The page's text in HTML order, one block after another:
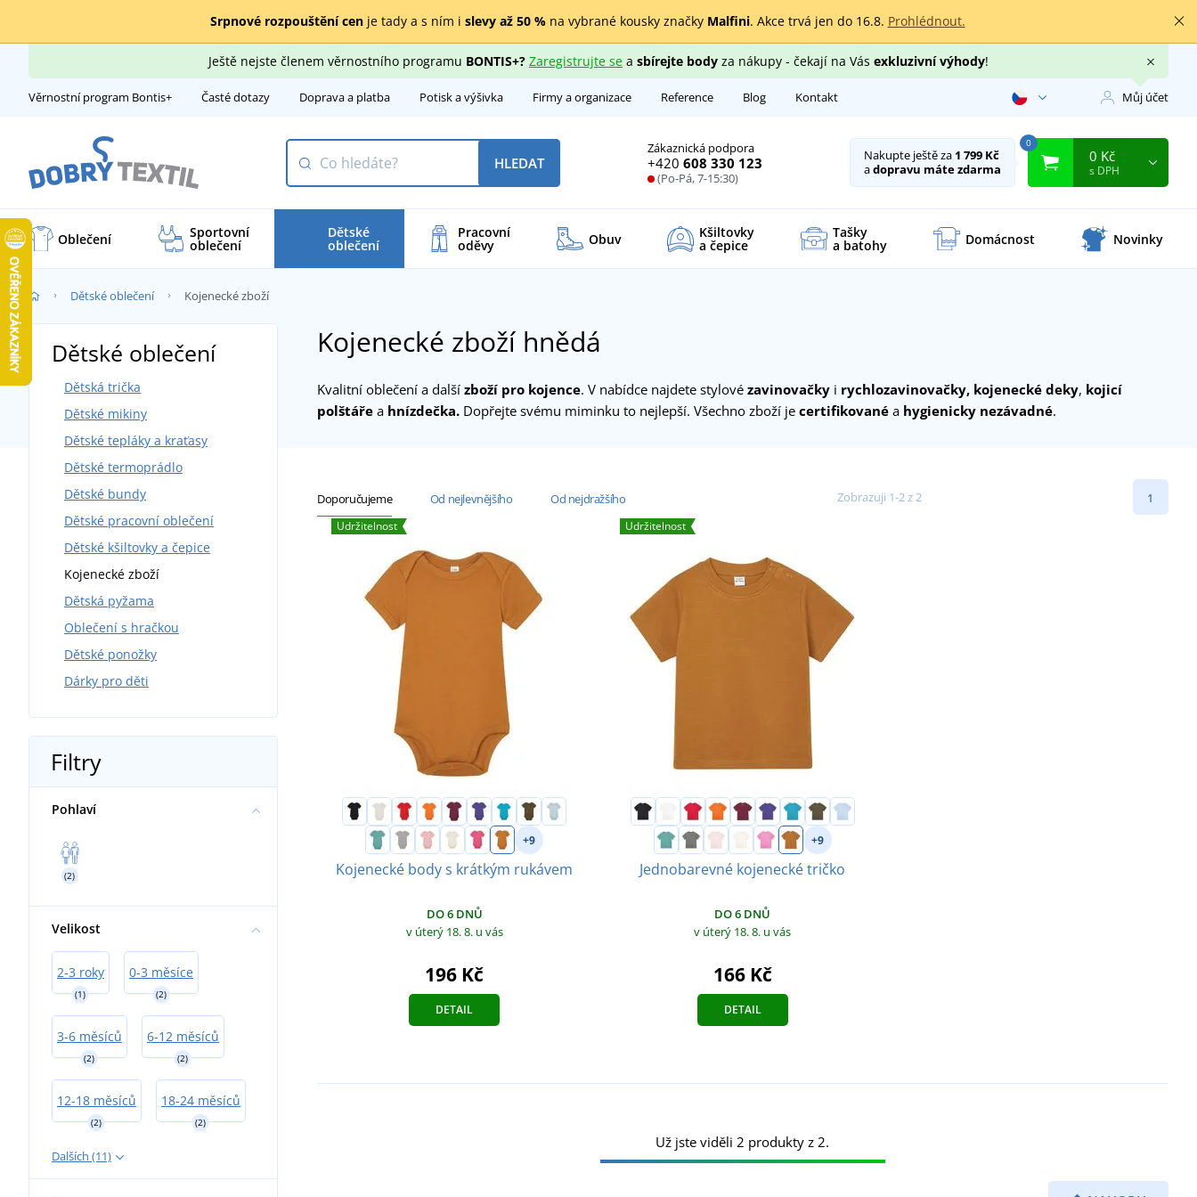
Srpnové rozpouštění cenje tady a s ním i slevy až 50 %na vybrané kousky značky Malfini. Akce trvá jen do 16.8. Prohlédnout.
Ještě nejste členem věrnostního programu BONTIS+? Zaregistrujte sea sbírejte bodyza nákupy - čekají na Vás exkluzivní výhody!
Věrnostní program Bontis+ Časté dotazy Doprava a platba Potisk a výšivka Firmy a organizace Reference Blog Kontakt Můj účet
Zákaznická podpora
+420 608 330 123
(Po-Pá, 7-15:30)
HLEDAT Nakupte ještě za 1 799 Kč
adopravu máte zdarma
0
0 Kč
s DPH
Oblečení Sportovní
oblečení
Dětské
oblečení
Pracovní
oděvy Obuv Kšiltovky
a čepice
Tašky
a batohy Domácnost Novinky
Dětské oblečení Kojenecké zboží
Kojenecké zboží hnědá
Kvalitní oblečení a další zboží pro kojence. V nabídce najdete stylové zavinovačky i rychlozavinovačky, kojenecké deky, kojicí
polštáře a hnízdečka. Dopřejte svému miminku to nejlepší. Všechno zboží je certifikované a hygienicky nezávadné.
Dětské oblečení
Dětská trička
Dětské mikiny
Dětské tepláky a kraťasy
Dětské termoprádlo
Dětské bundy
Dětské pracovní oblečení
Dětské kšiltovky a čepice
Kojenecké zboží
Dětská pyžama
Oblečení s hračkou
Dětské ponožky
Dárky pro děti
Filtry
Pohlaví
(2)
Velikost
2-3 roky
(1)
0-3 měsíce
(2)
3-6 měsíců
(2)
6-12 měsíců
(2)
12-18 měsíců
(2)
18-24 měsíců
(2)
Dalších (11)
Doporučujeme Od nejlevnějšího Od nejdražšího Zobrazuji 1-2 z 2 1
Udržitelnost
+9
Kojenecké body s krátkým rukávem
DO 6 DNŮ
v úterý 18. 8. u vás
196 Kč
DETAIL
Udržitelnost
+9
Jednobarevné kojenecké tričko
DO 6 DNŮ
v úterý 18. 8. u vás
166 Kč
DETAIL
Už jste viděli 2 produkty z 2.